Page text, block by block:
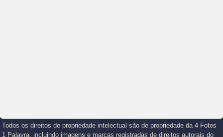
Todos os direitos de propriedade intelectual são de propriedade da 4 Fotos
1 Palavra, incluindo imagens e marcas registradas de direitos autorais do